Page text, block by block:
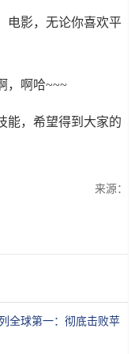
电影，无论你喜欢平
，啊哈~~~
能，希望得到大家的
来源：
全球第一：彻底击败苹